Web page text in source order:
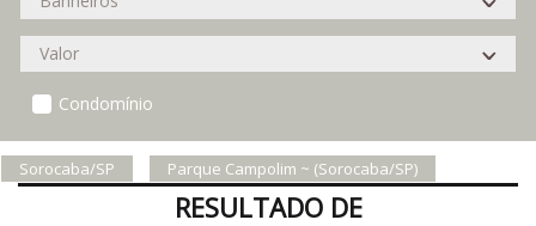
Condomínio
Sorocaba/SP Parque Campolim ~ (Sorocaba/SP)
RESULTADO DE